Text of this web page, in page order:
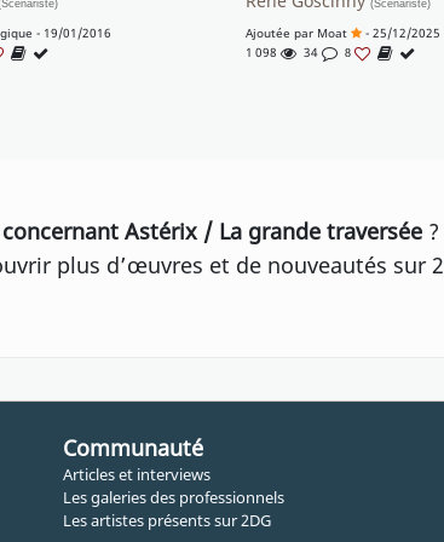
- 19/01/2016
(Scénariste)
Ajoutée par Moat
- 25/12/2025
1 098
34 8
Astérix / La grande traversée ?
plus d’œuvres et de nouveautés sur
Communauté
Articles et interviews
Les galeries des professionnels
Les artistes présents sur 2DG